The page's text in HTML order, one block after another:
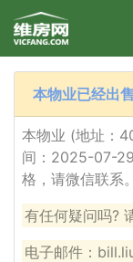
本物业已经出售
本物业 (地址：
间：2025-07-
格，请微信联系。
有任何疑问吗?
电子邮件：